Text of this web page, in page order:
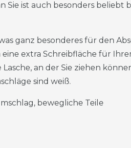
ist auch besonders beliebt
ganz besonderes für den
extra Schreibfläche für
an der Sie ziehen
sind weiß.
bewegliche Teile